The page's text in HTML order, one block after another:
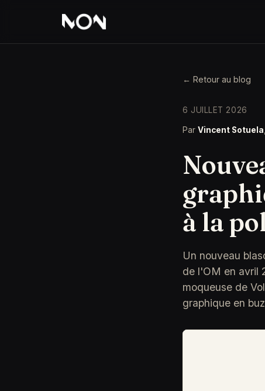
← Retour au blog
6 JUILLET 2026
Par Vincent Sotuela
à la
Un nouveau
de l'OM en avril
moqueuse de
graphique en